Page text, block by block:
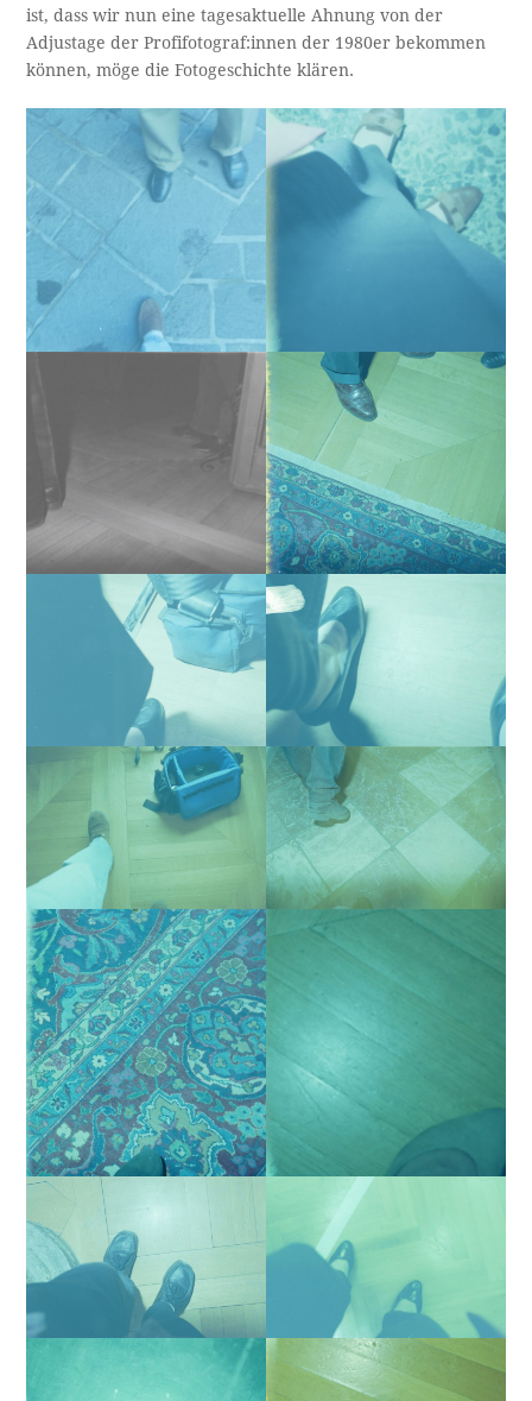
ist, dass wir nun eine tagesaktuelle Ahnung von der
Adjustage der Profifotograf:innen der 1980er bekommen
können, möge die Fotogeschichte klären.